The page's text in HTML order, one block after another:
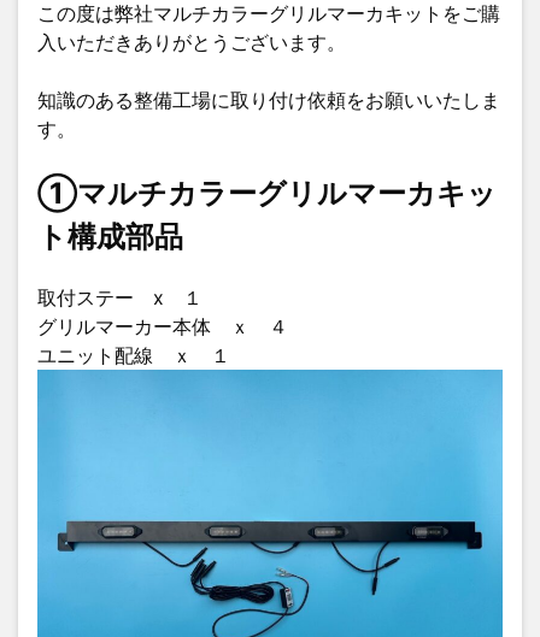
この度は弊社マルチカラーグリルマーカキットをご購
入いただきありがとうございます。
知識のある整備工場に取り付け依頼をお願いいたしま
す。
①マルチカラーグリルマーカキッ
ト構成部品
取付ステー x １
グリルマーカー本体 ｘ ４
ユニット配線 ｘ １